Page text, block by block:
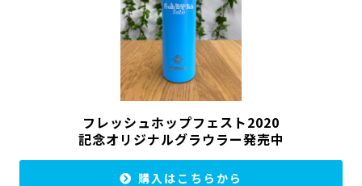
フレッシュホップフェスト2020
記念オリジナルグラウラー発売中
購入はこちらから